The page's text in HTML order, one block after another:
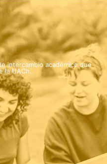
intercambio académico que
la UACh.